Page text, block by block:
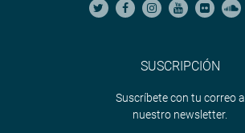
SUSCRIPCIÓN
Suscríbete con tu correo a
nuestro newsletter.